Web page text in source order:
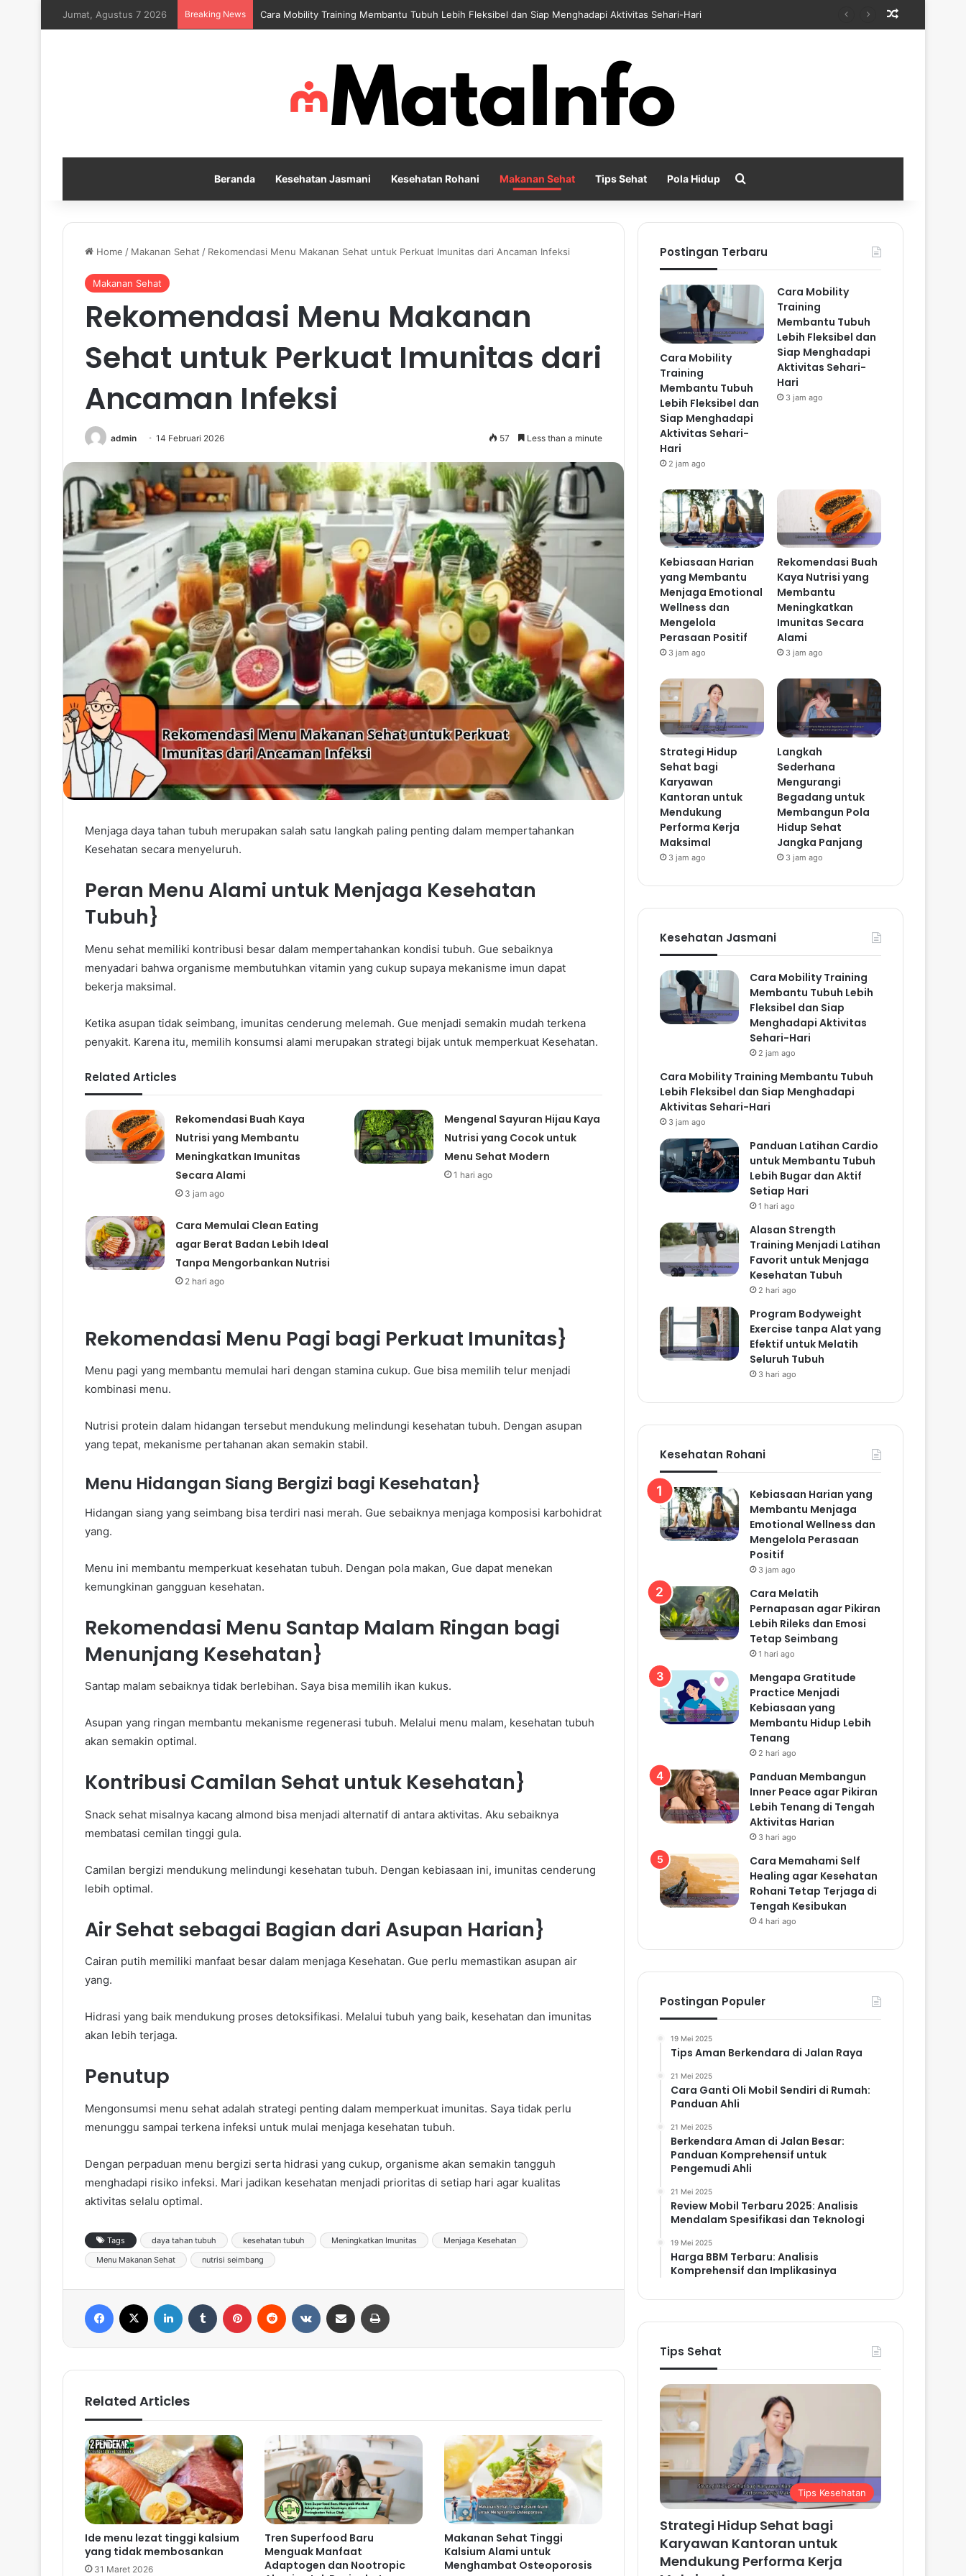
Jumat, Agustus 7 2026 Breaking News Cara Mobility Training Membantu Tubuh Lebih Fleksibel dan Siap Menghadapi Aktivitas Sehari-Hari
Beranda Kesehatan Jasmani Kesehatan Rohani Makanan Sehat Tips Sehat Pola Hidup
Home / Makanan Sehat / Rekomendasi Menu Makanan Sehat untuk Perkuat Imunitas dari Ancaman Infeksi
Makanan Sehat
Rekomendasi Menu Makanan
Sehat untuk Perkuat Imunitas dari
Ancaman Infeksi
admin 14 Februari 2026 57 Less than a minute
Menjaga daya tahan tubuh merupakan salah satu langkah paling penting dalam mempertahankan
Kesehatan secara menyeluruh.
Peran Menu Alami untuk Menjaga Kesehatan
Tubuh}
Menu sehat memiliki kontribusi besar dalam mempertahankan kondisi tubuh. Gue sebaiknya
menyadari bahwa organisme membutuhkan vitamin yang cukup supaya mekanisme imun dapat
bekerja maksimal.
Ketika asupan tidak seimbang, imunitas cenderung melemah. Gue menjadi semakin mudah terkena
penyakit. Karena itu, memilih konsumsi alami merupakan strategi bijak untuk memperkuat Kesehatan.
Related Articles
Rekomendasi Buah Kaya
Nutrisi yang Membantu
Meningkatkan Imunitas
Secara Alami
3 jam ago
Mengenal Sayuran Hijau Kaya
Nutrisi yang Cocok untuk
Menu Sehat Modern
1 hari ago
Cara Memulai Clean Eating
agar Berat Badan Lebih Ideal
Tanpa Mengorbankan Nutrisi
2 hari ago
Rekomendasi Menu Pagi bagi Perkuat Imunitas}
Menu pagi yang membantu memulai hari dengan stamina cukup. Gue bisa memilih telur menjadi
kombinasi menu.
Nutrisi protein dalam hidangan tersebut mendukung melindungi kesehatan tubuh. Dengan asupan
yang tepat, mekanisme pertahanan akan semakin stabil.
Menu Hidangan Siang Bergizi bagi Kesehatan}
Hidangan siang yang seimbang bisa terdiri nasi merah. Gue sebaiknya menjaga komposisi karbohidrat
yang.
Menu ini membantu memperkuat kesehatan tubuh. Dengan pola makan, Gue dapat menekan
kemungkinan gangguan kesehatan.
Rekomendasi Menu Santap Malam Ringan bagi
Menunjang Kesehatan}
Santap malam sebaiknya tidak berlebihan. Saya bisa memilih ikan kukus.
Asupan yang ringan membantu mekanisme regenerasi tubuh. Melalui menu malam, kesehatan tubuh
akan semakin optimal.
Kontribusi Camilan Sehat untuk Kesehatan}
Snack sehat misalnya kacang almond bisa menjadi alternatif di antara aktivitas. Aku sebaiknya
membatasi cemilan tinggi gula.
Camilan bergizi mendukung melindungi kesehatan tubuh. Dengan kebiasaan ini, imunitas cenderung
lebih optimal.
Air Sehat sebagai Bagian dari Asupan Harian}
Cairan putih memiliki manfaat besar dalam menjaga Kesehatan. Gue perlu memastikan asupan air
yang.
Hidrasi yang baik mendukung proses detoksifikasi. Melalui tubuh yang baik, kesehatan dan imunitas
akan lebih terjaga.
Penutup
Mengonsumsi menu sehat adalah strategi penting dalam memperkuat imunitas. Saya tidak perlu
menunggu sampai terkena infeksi untuk mulai menjaga kesehatan tubuh.
Dengan perpaduan menu bergizi serta hidrasi yang cukup, organisme akan semakin tangguh
menghadapi risiko infeksi. Mari jadikan kesehatan menjadi prioritas di setiap hari agar kualitas
aktivitas selalu optimal.
Tags daya tahan tubuh kesehatan tubuh Meningkatkan Imunitas
Menjaga Kesehatan
Menu Makanan Sehat
nutrisi seimbang
Related Articles
Ide menu lezat tinggi kalsium
yang tidak membosankan
31 Maret 2026
Tren Superfood Baru
Menguak Manfaat
Adaptogen dan Nootropic
Makanan Sehat Tinggi
Kalsium Alami untuk
Menghambat Osteoporosis
Postingan Terbaru
Cara Mobility
Training
Membantu Tubuh
Lebih Fleksibel dan
Siap Menghadapi
Aktivitas Sehari-
Hari
2 jam ago
Cara Mobility
Training
Membantu Tubuh
Lebih Fleksibel dan
Siap Menghadapi
Aktivitas Sehari-
Hari
3 jam ago
Kebiasaan Harian
yang Membantu
Menjaga Emotional
Wellness dan
Mengelola
Perasaan Positif
3 jam ago
Rekomendasi Buah
Kaya Nutrisi yang
Membantu
Meningkatkan
Imunitas Secara
Alami
3 jam ago
Strategi Hidup
Sehat bagi
Karyawan
Kantoran untuk
Mendukung
Performa Kerja
Maksimal
3 jam ago
Langkah
Sederhana
Mengurangi
Begadang untuk
Membangun Pola
Hidup Sehat
Jangka Panjang
3 jam ago
Kesehatan Jasmani
Cara Mobility Training
Membantu Tubuh Lebih
Fleksibel dan Siap
Menghadapi Aktivitas
Sehari-Hari
2 jam ago
Cara Mobility Training Membantu Tubuh
Lebih Fleksibel dan Siap Menghadapi
Aktivitas Sehari-Hari
3 jam ago
Panduan Latihan Cardio
untuk Membantu Tubuh
Lebih Bugar dan Aktif
Setiap Hari
1 hari ago
Alasan Strength
Training Menjadi Latihan
Favorit untuk Menjaga
Kesehatan Tubuh
2 hari ago
Program Bodyweight
Exercise tanpa Alat yang
Efektif untuk Melatih
Seluruh Tubuh
3 hari ago
Kesehatan Rohani
Kebiasaan Harian yang
Membantu Menjaga
Emotional Wellness dan
Mengelola Perasaan
Positif
3 jam ago
Cara Melatih
Pernapasan agar Pikiran
Lebih Rileks dan Emosi
Tetap Seimbang
1 hari ago
Mengapa Gratitude
Practice Menjadi
Kebiasaan yang
Membantu Hidup Lebih
Tenang
2 hari ago
Panduan Membangun
Inner Peace agar Pikiran
Lebih Tenang di Tengah
Aktivitas Harian
3 hari ago
Cara Memahami Self
Healing agar Kesehatan
Rohani Tetap Terjaga di
Tengah Kesibukan
4 hari ago
Postingan Populer
19 Mei 2025
Tips Aman Berkendara di Jalan Raya
21 Mei 2025
Cara Ganti Oli Mobil Sendiri di Rumah:
Panduan Ahli
21 Mei 2025
Berkendara Aman di Jalan Besar:
Panduan Komprehensif untuk
Pengemudi Ahli
21 Mei 2025
Review Mobil Terbaru 2025: Analisis
Mendalam Spesifikasi dan Teknologi
19 Mei 2025
Harga BBM Terbaru: Analisis
Komprehensif dan Implikasinya
Tips Sehat
Tips Kesehatan
Strategi Hidup Sehat bagi
Karyawan Kantoran untuk
Mendukung Performa Kerja